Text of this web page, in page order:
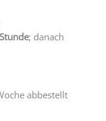
; danach
abbestellt